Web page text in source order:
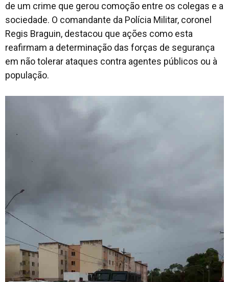
de um crime que gerou comoção entre os colegas e a
sociedade. O comandante da Polícia Militar, coronel
Regis Braguin, destacou que ações como esta
reafirmam a determinação das forças de segurança
em não tolerar ataques contra agentes públicos ou à
população.